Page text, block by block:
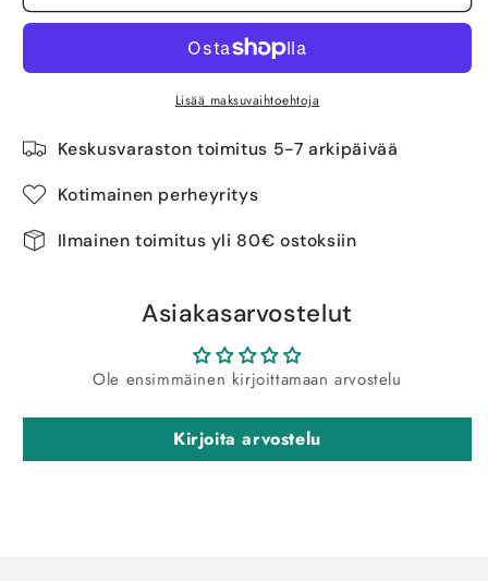
Lisää maksuvaihtoehtoja
Keskusvaraston toimitus 5-7 arkipäivää
Kotimainen perheyritys
Ilmainen toimitus yli 80€ ostoksiin
Asiakasarvostelut
Ole ensimmäinen kirjoittamaan arvostelu
Kirjoita arvostelu